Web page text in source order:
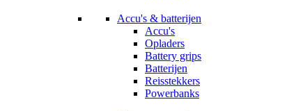
Accu's & batterijen
Accu's
Opladers
Battery grips
Batterijen
Reisstekkers
Powerbanks